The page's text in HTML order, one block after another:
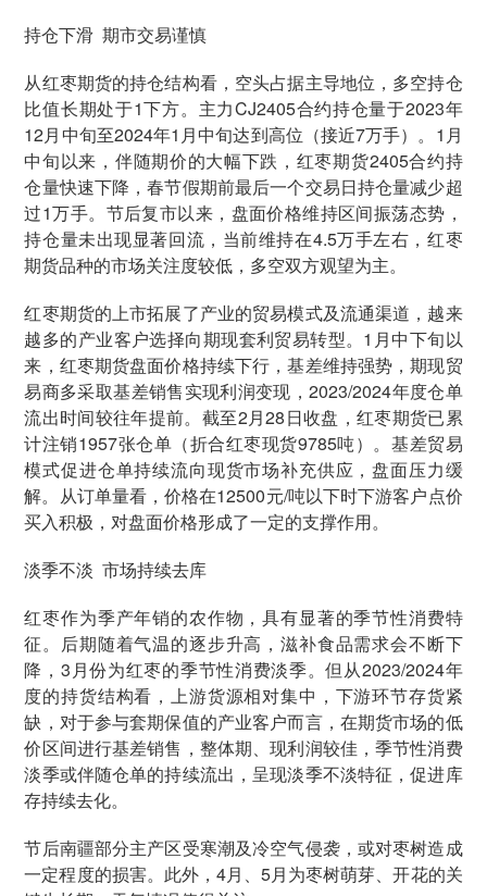
持仓下滑 期市交易谨慎
从红枣期货的持仓结构看，空头占据主导地位，多空持仓
比值长期处于1下方。主力CJ2405合约持仓量于2023年
12月中旬至2024年1月中旬达到高位（接近7万手）。1月
中旬以来，伴随期价的大幅下跌，红枣期货2405合约持
仓量快速下降，春节假期前最后一个交易日持仓量减少超
过1万手。节后复市以来，盘面价格维持区间振荡态势，
持仓量未出现显著回流，当前维持在4.5万手左右，红枣
期货品种的市场关注度较低，多空双方观望为主。
红枣期货的上市拓展了产业的贸易模式及流通渠道，越来
越多的产业客户选择向期现套利贸易转型。1月中下旬以
来，红枣期货盘面价格持续下行，基差维持强势，期现贸
易商多采取基差销售实现利润变现，2023/2024年度仓单
流出时间较往年提前。截至2月28日收盘，红枣期货已累
计注销1957张仓单（折合红枣现货9785吨）。基差贸易
模式促进仓单持续流向现货市场补充供应，盘面压力缓
解。从订单量看，价格在12500元/吨以下时下游客户点价
买入积极，对盘面价格形成了一定的支撑作用。
淡季不淡 市场持续去库
红枣作为季产年销的农作物，具有显著的季节性消费特
征。后期随着气温的逐步升高，滋补食品需求会不断下
降，3月份为红枣的季节性消费淡季。但从2023/2024年
度的持货结构看，上游货源相对集中，下游环节存货紧
缺，对于参与套期保值的产业客户而言，在期货市场的低
价区间进行基差销售，整体期、现利润较佳，季节性消费
淡季或伴随仓单的持续流出，呈现淡季不淡特征，促进库
存持续去化。
节后南疆部分主产区受寒潮及冷空气侵袭，或对枣树造成
一定程度的损害。此外，4月、5月为枣树萌芽、开花的关